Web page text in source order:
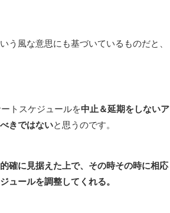
風な意思にも基づいているものだと、
トスケジュールを中止＆延期をしないア
きではないと思うのです。
確に見据えた上で、その時その時に相応
ュールを調整してくれる。